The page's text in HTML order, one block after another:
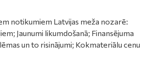
notikumiem Latvijas meža nozarē:
Jaunumi likumdošanā; Finansējuma
un to risinājumi; Kokmateriālu cenu